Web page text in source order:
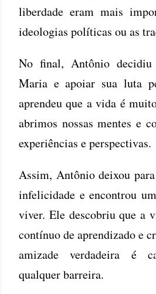
liberdade eram mais
ideologias políticas ou as
No final, Antônio
Maria e apoiar sua luta
aprendeu que a vida é
abrimos nossas mentes e
experiências e perspectivas.
Assim, Antônio deixou
infelicidade e encontrou
viver. Ele descobriu que a
contínuo de aprendizado e
amizade verdadeira é
qualquer barreira.